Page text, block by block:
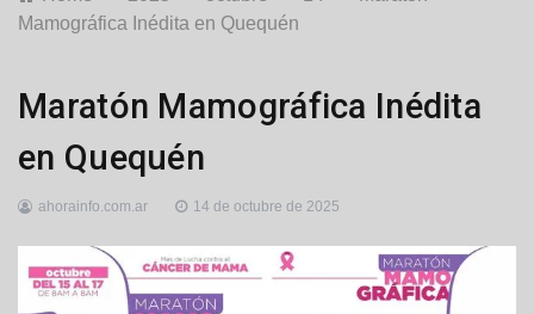
Mamográfica Inédita en Quequén
Locales
Salud
Maratón Mamográfica Inédita
en Quequén
ahorainfo.com.ar 14 de octubre de 2025